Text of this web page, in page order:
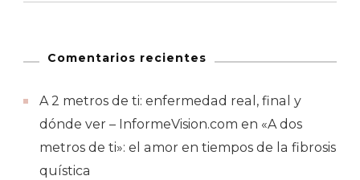
Comentarios recientes
A 2 metros de ti: enfermedad real, final y
dónde ver – InformeVision.com en «A dos
metros de ti»: el amor en tiempos de la fibrosis
quística